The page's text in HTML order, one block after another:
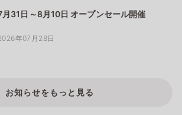
月31日～8月10日 オープンセール開催
年07月28日
お知らせをもっと見る